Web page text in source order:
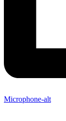
Microphone-alt